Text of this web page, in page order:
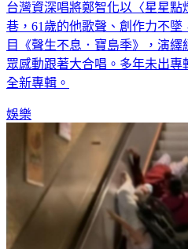
台灣資深唱將鄭智化以〈星星
巷，61歲的他歌聲、創作力不
目《聲生不息．寶島季》，演
眾感動跟著大合唱。多年未出
全新專輯。
娛樂